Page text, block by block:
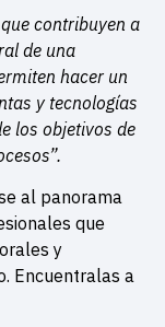
contribuyen a
de una
hacer un
y tecnologías
los objetivos de
al panorama
que
y
Encuentralas a